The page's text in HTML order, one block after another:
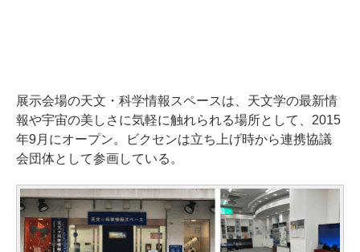
展示会場の天文・科学情報スペースは、天文学の最新情
報や宇宙の美しさに気軽に触れられる場所として、2015
年9月にオープン。ビクセンは立ち上げ時から連携協議
会団体として参画している。